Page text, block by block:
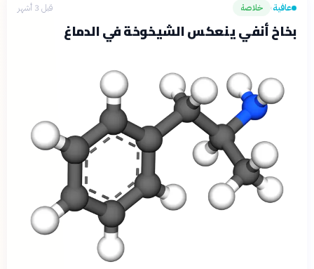
عافية› خلاصة قبل 3 أشهر
بخاخ أنفي ينعكس الشيخوخة في الدماغ